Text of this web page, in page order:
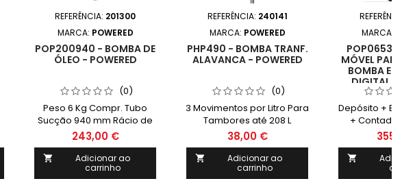
REFERÊNCIA: 201300
MARCA: POWERED
POP200940 - BOMBA DE
ÓLEO - POWERED
(0)
Peso 6 Kg Compr. Tubo
Sucção 940 mm Rácio de
Pressão 5:1
243,00 €

Adicionar ao
carrinho
REFERÊNCIA: 240141
MARCA: POWERED
PHP490 - BOMBA TRANF.
ALAVANCA - POWERED
(0)
3 Movimentos por Litro Para
Tambores até 208 L
38,00 €

Adicionar ao
carrinho
MARCA:
POP0653 -
MÓVEL
BOMBA E
DIGITAL -
Depósito +
+ Contador
